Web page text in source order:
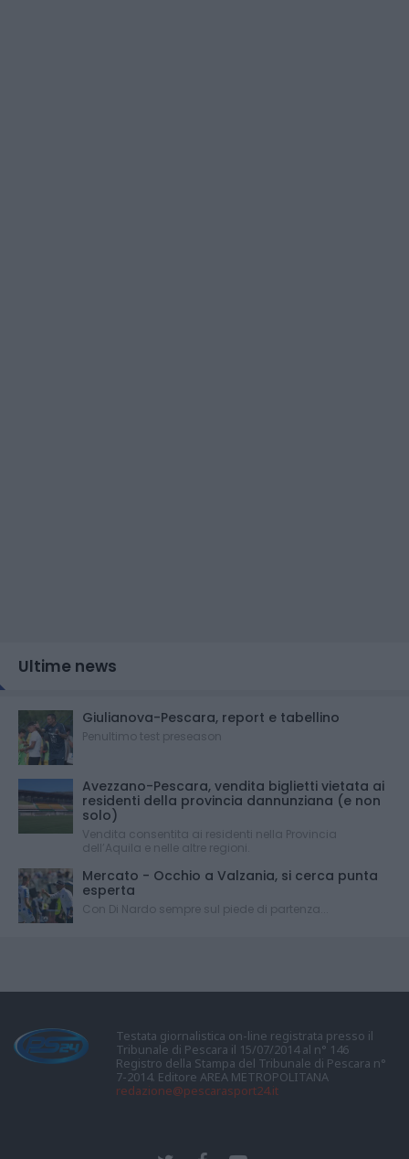
Ultime news
Giulianova-Pescara, report e tabellino
Penultimo test preseason
Avezzano-Pescara, vendita biglietti vietata ai
residenti della provincia dannunziana (e non
solo)
Vendita consentita ai residenti nella Provincia
dell’Aquila e nelle altre regioni.
Mercato - Occhio a Valzania, si cerca punta
esperta
Con Di Nardo sempre sul piede di partenza...
Testata giornalistica on-line registrata presso il
Tribunale di Pescara il 15/07/2014 al n° 146
Registro della Stampa del Tribunale di Pescara n°
7-2014. Editore AREA METROPOLITANA
redazione@pescarasport24.it